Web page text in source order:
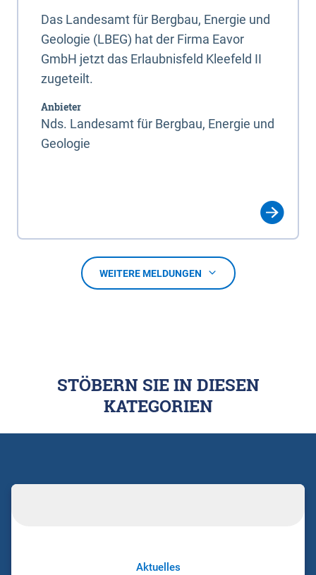
Das Landesamt für Bergbau, Energie und
Geologie (LBEG) hat der Firma Eavor
GmbH jetzt das Erlaubnisfeld Kleefeld II
zugeteilt.
Anbieter
Nds. Landesamt für Bergbau, Energie und
Geologie
WEITERE MELDUNGEN
STÖBERN SIE IN DIESEN
KATEGORIEN
Aktuelles